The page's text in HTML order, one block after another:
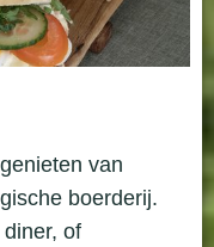
van
boerderij.
of